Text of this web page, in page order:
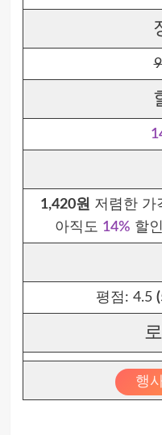
1,420원 저렴한 가
아직도 14% 할
평점: 4.5
행